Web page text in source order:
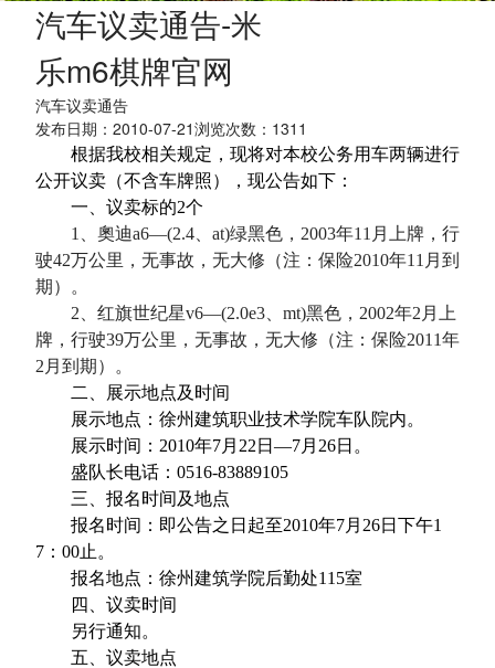
汽车议卖通告-米
乐m6棋牌官网
汽车议卖通告
发布日期：2010-07-21浏览次数： 1311
根据我校相关规定，现将对本校公务用车两辆进行
公开议卖（不含车牌照），现公告如下：
一、议卖标的2个
1
、奧迪a6—(2.4 at)绿黑色， 2003年11 月上牌，行
驶42万公里，无事故，无大修（注：保险2010年11 月到
期）。
2 、红旗世纪星v6—(2.0e3 mt)黑色， 2002年2 月上
牌，行驶39万公里，无事故，无大修（注：保险2011年
2 月到期）。
二、展示地点及时间
展示地点：徐州建筑职业技术学院车队院内。
展示时间： 2010年7月 22 日—7月 26日。
盛队长电话： 0516-83889105
三、报名时间及地点
报名时间：即公告之日起至2010年7月 26日下午1
7 ： 00止。
报名地点：徐州建筑学院后勤处115室
四、议卖时间
另行通知。
五、议卖地点